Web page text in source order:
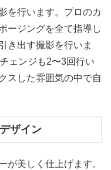
を行います。プロのカ
ージングを全て指導し
き出す撮影を行いま
ェンジも2〜3回行い
スした雰囲気の中で自
ザイン
が美しく仕上げます。